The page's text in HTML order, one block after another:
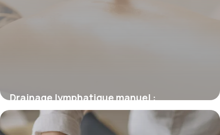
Drainage lymphatique manuel :
Techniques pro
21 mai 2026